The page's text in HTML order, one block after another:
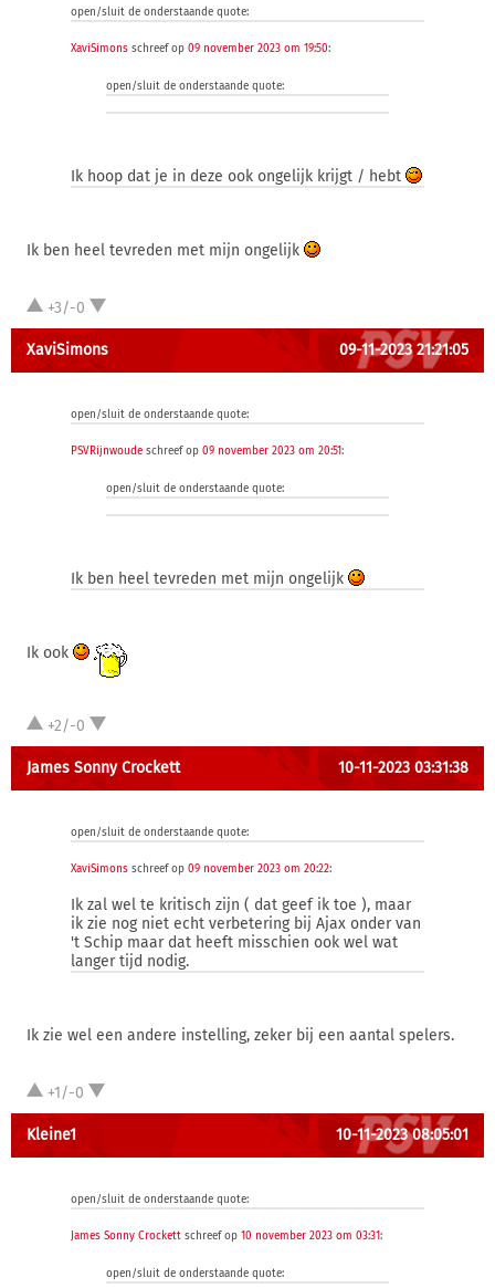
open/sluit de onderstaande quote:
XaviSimons schreef op 09 november 2023 om 19:50:
open/sluit de onderstaande quote:
Ik hoop dat je in deze ook ongelijk krijgt / hebt
Ik ben heel tevreden met mijn ongelijk
+3/-0
XaviSimons 09-11-2023 21:21:05
open/sluit de onderstaande quote:
PSVRijnwoude schreef op 09 november 2023 om 20:51:
open/sluit de onderstaande quote:
Ik ben heel tevreden met mijn ongelijk
Ik ook
+2/-0
James Sonny Crockett 10-11-2023 03:31:38
open/sluit de onderstaande quote:
XaviSimons schreef op 09 november 2023 om 20:22:
Ik zal wel te kritisch zijn ( dat geef ik toe ), maar
ik zie nog niet echt verbetering bij Ajax onder van
't Schip maar dat heeft misschien ook wel wat
langer tijd nodig.
Ik zie wel een andere instelling, zeker bij een aantal spelers.
+1/-0
Kleine1 10-11-2023 08:05:01
open/sluit de onderstaande quote:
James Sonny Crockett schreef op 10 november 2023 om 03:31:
open/sluit de onderstaande quote: